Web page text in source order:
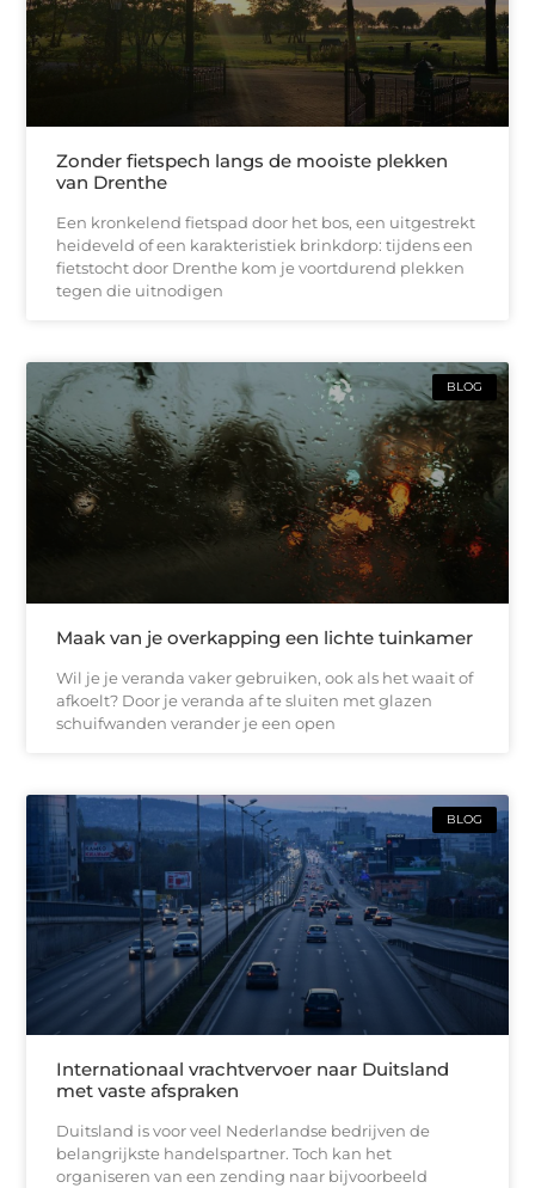
Zonder fietspech langs de mooiste plekken
van Drenthe
Een kronkelend fietspad door het bos, een uitgestrekt
heideveld of een karakteristiek brinkdorp: tijdens een
fietstocht door Drenthe kom je voortdurend plekken
tegen die uitnodigen
BLOG
Maak van je overkapping een lichte tuinkamer
Wil je je veranda vaker gebruiken, ook als het waait of
afkoelt? Door je veranda af te sluiten met glazen
schuifwanden verander je een open
BLOG
Internationaal vrachtvervoer naar Duitsland
met vaste afspraken
Duitsland is voor veel Nederlandse bedrijven de
belangrijkste handelspartner. Toch kan het
organiseren van een zending naar bijvoorbeeld